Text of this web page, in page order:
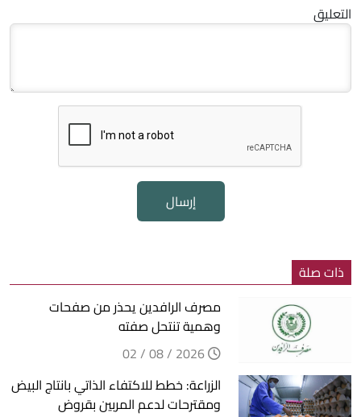
التعليق
إرسال
ذات صلة
مصرف الرافدين يحذر من صفحات
وهمية تنتحل صفته
الزراعة: خطط للاكتفاء الذاتي بانتاج البيض
ومقترحات لدعم المربين بقروض